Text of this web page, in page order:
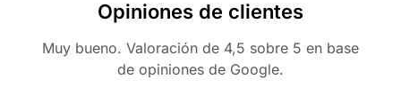
Opiniones de clientes
Muy bueno. Valoración de 4,5 sobre 5 en base
de opiniones de Google.